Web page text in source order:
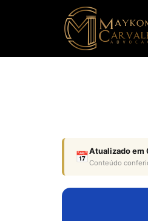
📅Atualizado em
Conteúdo